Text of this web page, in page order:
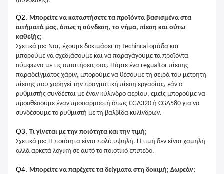
Q2.
Μπορείτε να καταστήσετε τα προϊόντα βασισμένα στα
αιτήματά μας, όπως η σύνδεση, το νήμα, πίεση και ούτω
καθεξής;
Σχετικά με: Ναι, έχουμε δοκιμάσει τη techincal ομάδα και
μπορούμε να σχεδιάσουμε και να παραγάγουμε τα προϊόντα
σύμφωνα με τις απαιτήσεις σας. Πάρτε ένα regualtor πίεσης
παραδείγματος χάριν, μπορούμε να θέσουμε τη σειρά του μετρητή
πίεσης που χορηγεί την πραγματική πίεση εργασίας, εάν ο
ρυθμιστής συνδέεται με έναν κύλινδρο αερίου, εμείς μπορούμε να
προσθέσουμε έναν προσαρμοστή όπως CGA320 ή CGA580 για να
συνδέσουμε το ρυθμιστή με τη βαλβίδα κυλίνδρων.
Q3. Τι γίνεται με την ποιότητα και την τιμή;
Σχετικά με: Η ποιότητα είναι πολύ υψηλή. Η τιμή δεν είναι χαμηλή
αλλά αρκετά λογική σε αυτό το ποιοτικό επίπεδο.
Q4.
Μπορείτε να παρέχετε τα δείγματα στη δοκιμή; Δωρεάν;